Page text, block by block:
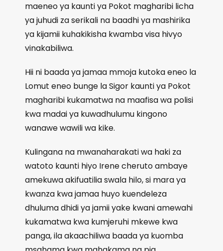
maeneo ya kaunti ya Pokot magharibi licha
ya juhudi za serikali na baadhi ya mashirika
ya kijamii kuhakikisha kwamba visa hivyo
vinakabiliwa.
Hii ni baada ya jamaa mmoja kutoka eneo la
Lomut eneo bunge la Sigor kaunti ya Pokot
magharibi kukamatwa na maafisa wa polisi
kwa madai ya kuwadhulumu kingono
wanawe wawili wa kike.
Kulingana na mwanaharakati wa haki za
watoto kaunti hiyo Irene cheruto ambaye
amekuwa akifuatilia swala hilo, si mara ya
kwanza kwa jamaa huyo kuendeleza
dhuluma dhidi ya jamii yake kwani amewahi
kukamatwa kwa kumjeruhi mkewe kwa
panga, ila akaachiliwa baada ya kuomba